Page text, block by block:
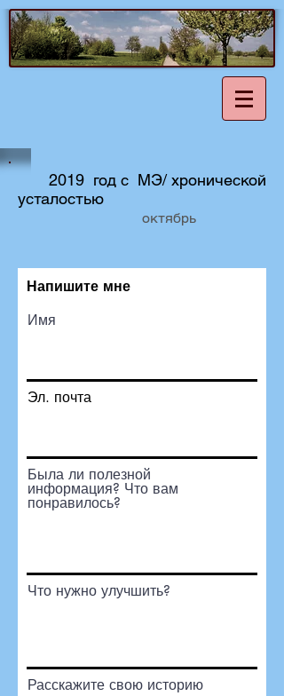
2019 год с МЭ/ хронической
усталостью
октябрь
Напишите мне
Имя
Эл. почта
Была ли полезной
информация? Что вам
понравилось?
Что нужно улучшить?
Расскажите свою историю